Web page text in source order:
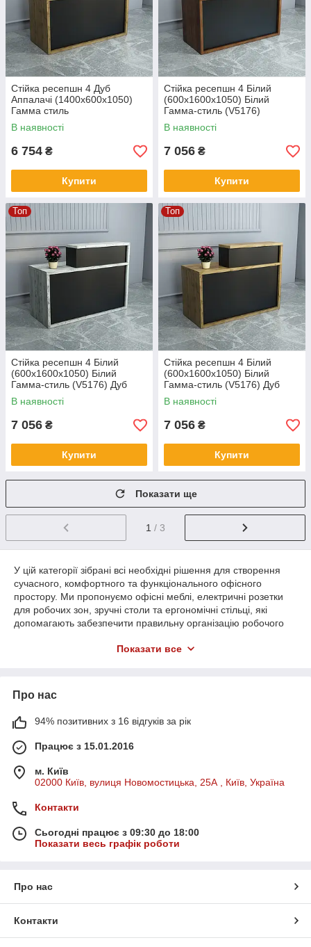
Стійка ресепшн 4 Дуб
Аппалачі (1400x600x1050)
Гамма стиль
В наявності
6 754 ₴
Купити
Стійка ресепшн 4 Білий
(600x1600x1050) Білий
Гамма-стиль (V5176)
Фаєрвуд
В наявності
7 056 ₴
Купити
Топ
Стійка ресепшн 4 Білий
(600x1600x1050) Білий
Гамма-стиль (V5176) Дуб
крафт білий
В наявності
7 056 ₴
Купити
Топ
Стійка ресепшн 4 Білий
(600x1600x1050) Білий
Гамма-стиль (V5176) Дуб
Аппалачі
В наявності
7 056 ₴
Купити
Показати ще
1 / 3
У цій категорії зібрані всі необхідні рішення для створення
сучасного, комфортного та функціонального офісного
простору. Ми пропонуємо офісні меблі, електричні розетки
для робочих зон, зручні столи та ергономічні стільці, які
допомагають забезпечити правильну організацію робочого
У каталозі представлені:
тривалої роботи;
для підключення техніки та організації кабелів;
офісні меблі для зберігання
стелажі;
аксесуари для робочих місць
ергономічність і комфорт— підтримка правильної
посадки та організації простору;
зносостійкі поверхні;
сучасний дизайн— меблі органічно вписуються у
висока функціональність— можливість
Показати все
Про нас
94% позитивних з 16 відгуків за рік
Працює з 15.01.2016
м. Київ
02000 Київ, вулиця Новомостицька, 25А , Київ, Україна
Контакти
Сьогодні працює з 09:30 до 18:00
Показати весь графік роботи
Про нас
Контакти